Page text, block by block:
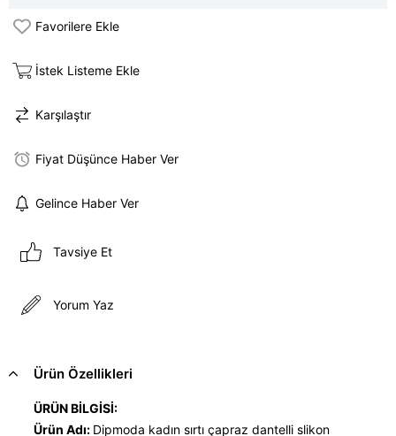
Favorilere Ekle
İstek Listeme Ekle
Karşılaştır
Fiyat Düşünce Haber Ver
Gelince Haber Ver
Tavsiye Et
Yorum Yaz
Ürün Özellikleri
ÜRÜN BİLGİSİ:
Ürün Adı: Dipmoda kadın sırtı çapraz dantelli slikon